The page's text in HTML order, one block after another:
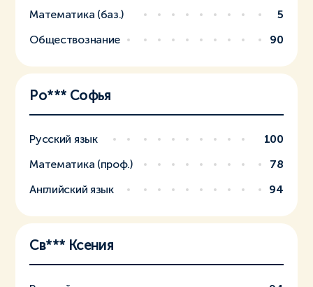
Математика (баз.) 5
Обществознание 90
Ро*** Софья
Русский язык 100
Математика (проф.) 78
Английский язык 94
Св*** Ксения